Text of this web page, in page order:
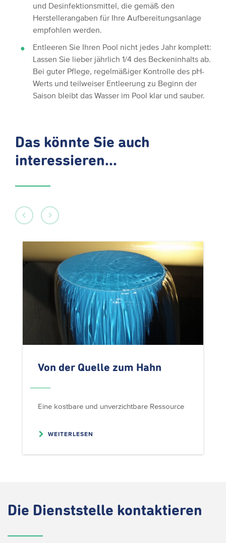
und Desinfektionsmittel, die gemäß den
Herstellerangaben für Ihre Aufbereitungsanlage
empfohlen werden.
Entleeren Sie Ihren Pool nicht jedes Jahr komplett:
Lassen Sie lieber jährlich 1/4 des Beckeninhalts ab.
Bei guter Pflege, regelmäßiger Kontrolle des pH-
Werts und teilweiser Entleerung zu Beginn der
Saison bleibt das Wasser im Pool klar und sauber.
Das könnte Sie auch
interessieren...
Von der Quelle zum Hahn
Eine kostbare und unverzichtbare Ressource
WEITERLESEN
Die Dienststelle kontaktieren